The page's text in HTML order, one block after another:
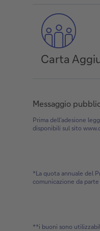
Carta
Messaggio
Prima dell’adesione
disponibili sul sito
*La quota annuale del
comunicazione da
**i buoni sono